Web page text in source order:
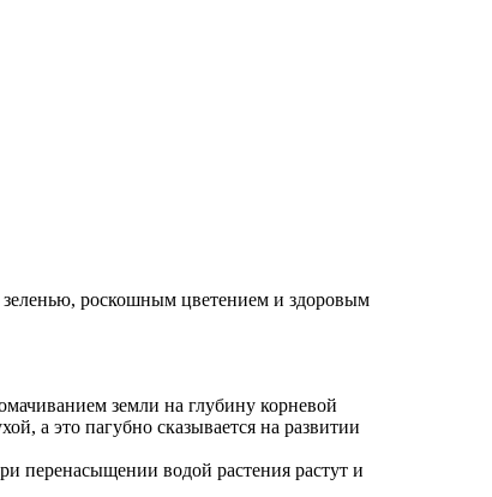
зеленью, роскошным цветением и здоровым
земли на глубину корневой
а это пагубно сказывается на развитии
перенасыщении водой растения растут и